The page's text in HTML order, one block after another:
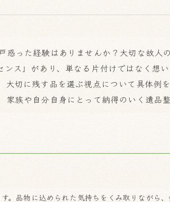
った経験はありませんか？大切な故人
ス」があり、単なる片付けではなく想
切に残す品を選ぶ視点について具体例
族や自分自身にとって納得のいく遺品
。品物に込められた気持ちをくみ取りながら